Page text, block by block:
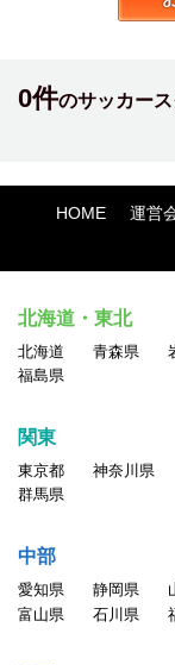
0件のサッカー
HOME 運営
北海道・東北
北海道 青森県
福島県
関東
東京都 神奈川県
群馬県
中部
愛知県 静岡県
富山県
石川県